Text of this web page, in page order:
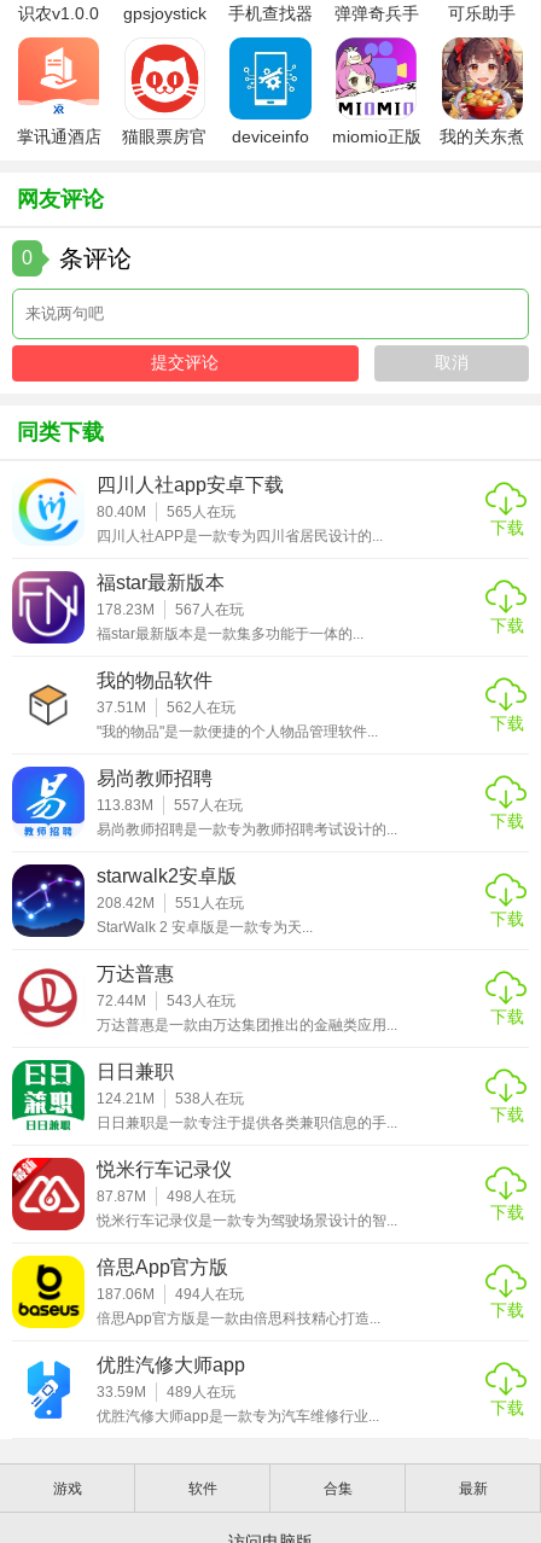
5. 旅游保险：提供多种旅游保险产品，保障用户出行安全。
【乐游冀用法】
1. 下载与安装：在各大应用商店搜索“乐游冀”并下载安装。
2. 注册与登录：打开软件后，使用手机号或第三方账号注册
地，查看详细信息。
4. 行程规划：根据软件推荐的路线或自定义行程进行规划，
并添加相关景点和酒店。
5. 在线预订：在软件内直接预订酒店、机票等，享受优惠和
对于热爱旅游的用户来说，乐游冀是一款不可多得的旅游助
手。它不仅能够提供全面的旅游信息和服务，还能帮助用户
更好地规划和享受旅行过程。无论是家庭出游还是个人探
险，乐游冀都能成为您的得力助手。
识农v1.0.0
gpsjoystick
手机查找器
app
弹弹奇兵手
游免费版
可乐助手
5.26版本
掌讯通酒店
猫眼票房官
deviceinfo
miomio正版
我的关东煮
网友评论
0 条评论
同类下载
四川人社app安卓下载
80.40M 565 人在玩
四川人社APP是一款专为四川省居民设计的...
下载
福star最新版本
178.23M 567 人在玩
福star最新版本是一款集多功能于一体的...
下载
我的物品软件
37.51M 562 人在玩
"我的物品"是一款便捷的个人物品管理软件...
下载
易尚教师招聘
113.83M 557 人在玩
易尚教师招聘是一款专为教师招聘考试设计的...
下载
starwalk2安卓版
208.42M 551 人在玩
StarWalk 2 安卓版是一款专为天...
下载
万达普惠
72.44M 543 人在玩
万达普惠是一款由万达集团推出的金融类应用...
下载
日日兼职
124.21M 538 人在玩
日日兼职是一款专注于提供各类兼职信息的手...
下载
悦米行车记录仪
87.87M 498 人在玩
悦米行车记录仪是一款专为驾驶场景设计的智...
下载
倍思App官方版
187.06M 494 人在玩
倍思App官方版是一款由倍思科技精心打造...
下载
优胜汽修大师app
33.59M 489 人在玩
优胜汽修大师app是一款专为汽车维修行业...
下载
游戏 软件 合集 最新